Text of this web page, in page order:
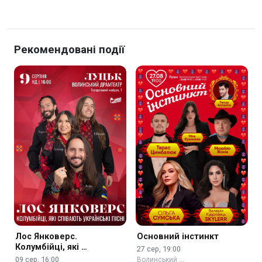
Рекомендовані події
Лос Янковерс.
Колумбійці, які …
09 сер, 16:00
Основний інстинкт
27 сер, 19:00
Волинський …